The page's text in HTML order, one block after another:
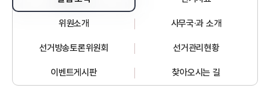
위원소개 사무국·과 소개
선거방송토론위원회 선거관리현황
이벤트게시판 찾아오시는 길